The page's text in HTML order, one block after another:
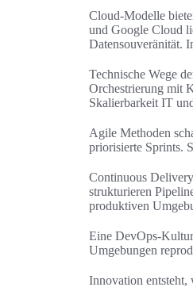
Cloud-Modelle
und Google Cloud
Datensouveränität.
Technische Wege
Orchestrierung mit
Skalierbarkeit IT
Agile Methoden
priorisierte Sprints.
Continuous
strukturieren
produktiven
Eine DevOps-
Umgebungen
Innovation